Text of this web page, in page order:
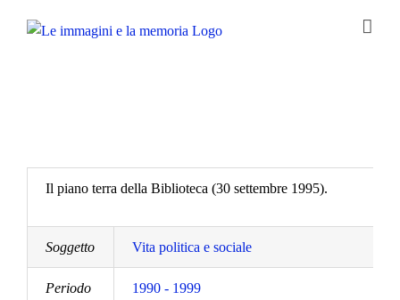
Il piano terra della Biblioteca (30 settembre 1995).
Soggetto Vita politica e sociale
Periodo 1990 - 1999